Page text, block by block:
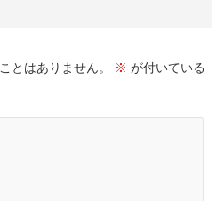
とはありません。 ※ が付いている